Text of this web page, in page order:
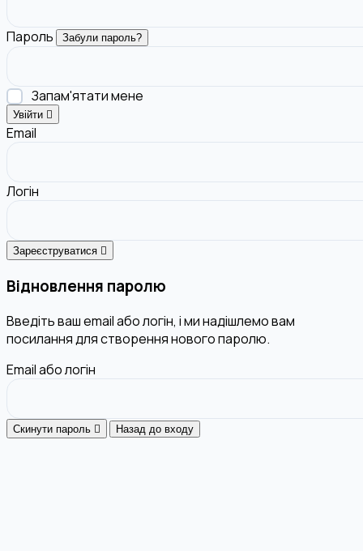
Пароль Забули пароль?
Запам'ятати мене
Увійти
Email
Логін
Зареєструватися
Відновлення паролю
Введіть ваш email або логін, і ми надішлемо вам
посилання для створення нового паролю.
Email або логін
Скинути пароль Назад до входу